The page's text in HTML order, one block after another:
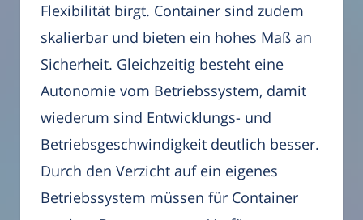
Flexibilität birgt. Container sind zudem
skalierbar und bieten ein hohes Maß an
Sicherheit. Gleichzeitig besteht eine
Autonomie vom Betriebssystem, damit
wiederum sind Entwicklungs- und
Betriebsgeschwindigkeit deutlich besser.
Durch den Verzicht auf ein eigenes
Betriebssystem müssen für Container